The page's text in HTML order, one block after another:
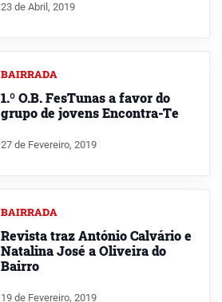
23 de Abril, 2019
BAIRRADA
1.º O.B. FesTunas a favor do
grupo de jovens Encontra-Te
27 de Fevereiro, 2019
BAIRRADA
Revista traz António Calvário e
Natalina José a Oliveira do
Bairro
19 de Fevereiro, 2019